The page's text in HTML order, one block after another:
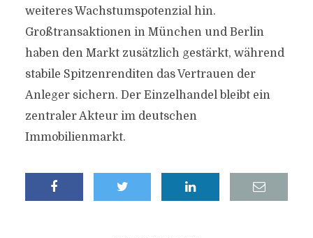
weiteres Wachstumspotenzial hin.
Großtransaktionen in München und Berlin
haben den Markt zusätzlich gestärkt, während
stabile Spitzenrenditen das Vertrauen der
Anleger sichern. Der Einzelhandel bleibt ein
zentraler Akteur im deutschen
Immobilienmarkt.